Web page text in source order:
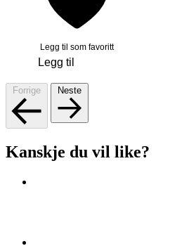
Legg til som favoritt
Legg til
Forrige Neste
Kanskje du vil like?